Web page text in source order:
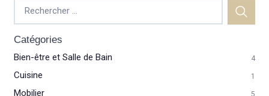
Catégories
Bien-être et Salle de Bain 4
Cuisine 1
Mobilier